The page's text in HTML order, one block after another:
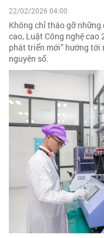
22/02/2026 04:00
Không chỉ tháo gỡ
cao, Luật Công nghệ cao
phát triển mới” hướng
nguyên số.